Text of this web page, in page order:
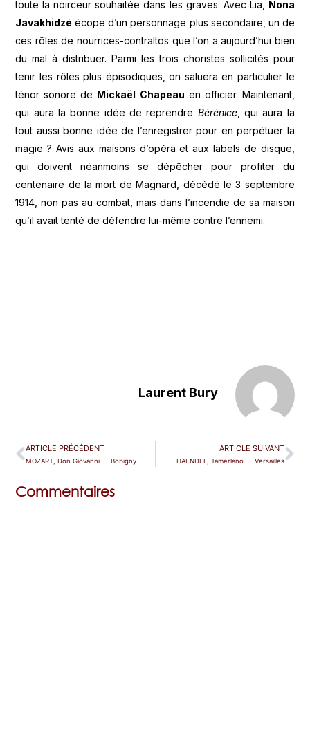
toute la noirceur souhaitée dans les graves. Avec Lia, Nona
Javakhidzé écope d’un personnage plus secondaire, un de
ces rôles de nourrices-contraltos que l’on a aujourd’hui bien
du mal à distribuer. Parmi les trois choristes sollicités pour
tenir les rôles plus épisodiques, on saluera en particulier le
ténor sonore de Mickaël Chapeau en officier. Maintenant,
qui aura la bonne idée de reprendre Bérénice, qui aura la
tout aussi bonne idée de l’enregistrer pour en perpétuer la
magie ? Avis aux maisons d’opéra et aux labels de disque,
qui doivent néanmoins se dépêcher pour profiter du
centenaire de la mort de Magnard, décédé le 3 septembre
1914, non pas au combat, mais dans l’incendie de sa maison
qu’il avait tenté de défendre lui-même contre l’ennemi.
Laurent Bury
ARTICLE PRÉCÉDENT
MOZART, Don Giovanni — Bobigny
ARTICLE SUIVANT
HAENDEL, Tamerlano — Versailles
Commentaires